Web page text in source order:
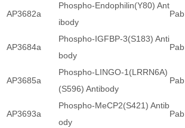
AP3682a
Phospho-Endophilin(Y80) Ant
ibody
Pab
AP3684a
Phospho-IGFBP-3(S183) Anti
body
Pab
AP3685a
Phospho-LINGO-1(LRRN6A)
(S596) Antibody
Pab
AP3693a
Phospho-MeCP2(S421) Antib
ody
Pab